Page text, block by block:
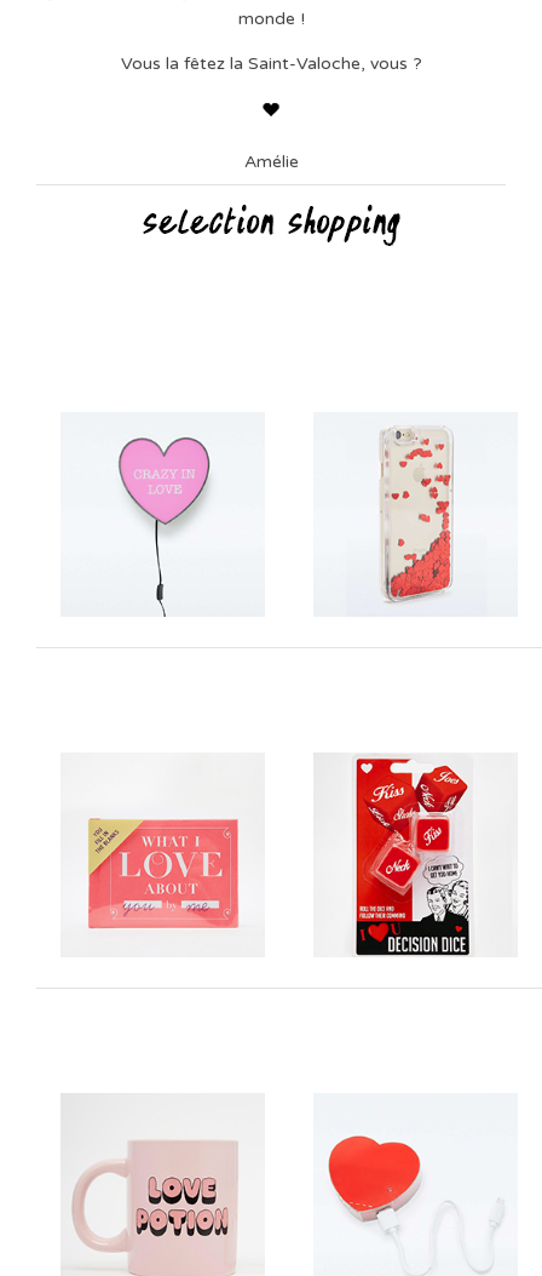
monde !
Vous la fêtez la Saint-Valoche, vous ?
Amélie